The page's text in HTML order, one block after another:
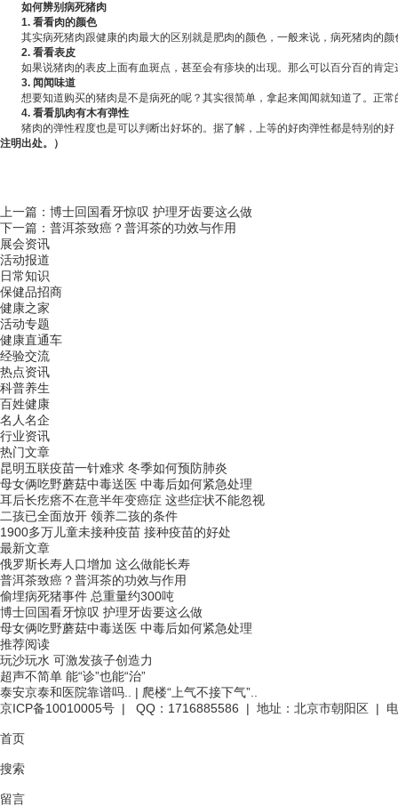
如何辨别病死猪肉
1. 看看肉的颜色
其实病死猪肉跟健康的肉最大的区别就是肥肉的颜色，一般来说，病死猪肉的
2. 看看表皮
如果说猪肉的表皮上面有血斑点，甚至会有疹块的出现。那么可以百分百的肯定
3. 闻闻味道
想要知道购买的猪肉是不是病死的呢？其实很简单，拿起来闻闻就知道了。正常
4. 看看肌肉有木有弹性
猪肉的弹性程度也是可以判断出好坏的。据了解，上等的好肉弹性都是特别的好
注明出处。）
上一篇： 博士回国看牙惊叹 护理牙齿要这么做
下一篇： 普洱茶致癌？普洱茶的功效与作用
展会资讯
活动报道
日常知识
保健品招商
健康之家
活动专题
健康直通车
经验交流
热点资讯
科普养生
百姓健康
名人名企
行业资讯
热门文章
昆明五联疫苗一针难求 冬季如何预防肺炎
母女俩吃野蘑菇中毒送医 中毒后如何紧急处理
耳后长疙瘩不在意半年变癌症 这些症状不能忽视
二孩已全面放开 领养二孩的条件
1900多万儿童未接种疫苗 接种疫苗的好处
最新文章
俄罗斯长寿人口增加 这么做能长寿
普洱茶致癌？普洱茶的功效与作用
偷埋病死猪事件 总重量约300吨
博士回国看牙惊叹 护理牙齿要这么做
母女俩吃野蘑菇中毒送医 中毒后如何紧急处理
推荐阅读
玩沙玩水 可激发孩子创造力
超声不简单 能“诊”也能“治”
泰安京泰和医院靠谱吗..
| 爬楼“上气不接下气”..
京ICP备10010005号 | QQ：1716885586 | 地址：北京市朝阳区 |
首页
搜索
留言